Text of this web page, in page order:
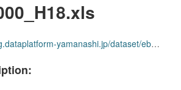
eb5b8c5c-ca93-4a44-89a3-06fc63c643af/resource/fdae2471-6831-4a85-8031-2f8ce08dc499/download/edgc05000_h18.xls